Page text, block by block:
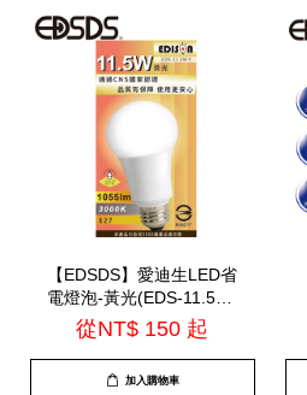
【EDSDS】愛迪生LED省
電燈泡-黃光(EDS-11.5W-
Y.EDS-15W-Y)
從NT$ 150 起
加入購物車